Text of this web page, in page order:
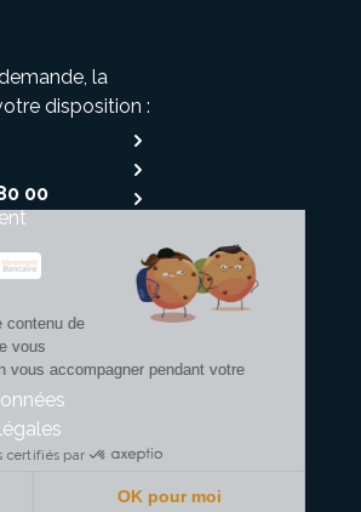
la
disposition :
00
!
que le contenu de
de vous
bien vous accompagner pendant votre
certifiés par
OK pour moi